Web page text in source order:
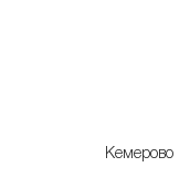
Кемерово